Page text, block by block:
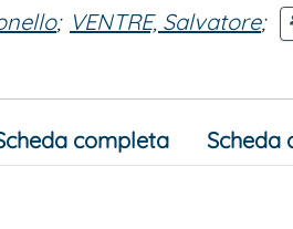
; VENTRE, Salvatore;
completa Scheda